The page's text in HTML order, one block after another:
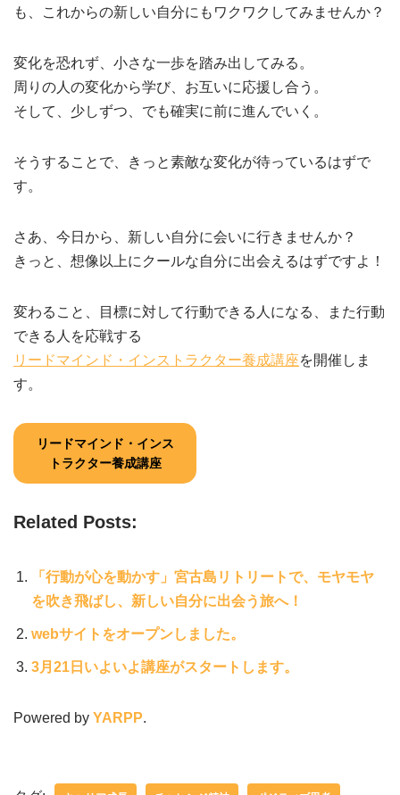
も、これからの新しい自分にもワクワクしてみませんか？
変化を恐れず、小さな一歩を踏み出してみる。
周りの人の変化から学び、お互いに応援し合う。
そして、少しずつ、でも確実に前に進んでいく。
そうすることで、きっと素敵な変化が待っているはずで
す。
さあ、今日から、新しい自分に会いに行きませんか？
きっと、想像以上にクールな自分に出会えるはずですよ！
変わること、目標に対して行動できる人になる、また行動
できる人を応戦する
リードマインド・インストラクター養成講座を開催しま
す。
リードマインド・インス
トラクター養成講座
Related Posts:
「行動が心を動かす」宮古島リトリートで、モヤモヤ
を吹き飛ばし、新しい自分に出会う旅へ！
webサイトをオープンしました。
3月21日いよいよ講座がスタートします。
Powered by YARPP.